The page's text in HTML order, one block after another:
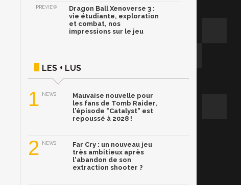
PREVIEW
Dragon Ball Xenoverse 3 :
vie étudiante, exploration
et combat, nos
impressions sur le jeu
LES + LUS
1 NEWS
Mauvaise nouvelle pour
les fans de Tomb Raider,
l'épisode "Catalyst" est
repoussé à 2028 !
2 NEWS
Far Cry : un nouveau jeu
très ambitieux après
l'abandon de son
extraction shooter ?